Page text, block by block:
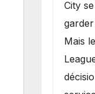
City
Mais